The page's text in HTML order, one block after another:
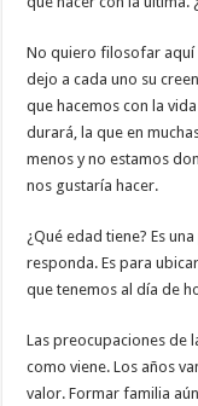
No quiero filosofar aquí
dejo a cada uno su
que hacemos con la
durará, la que en
menos y no estamos
nos gustaría hacer.
¿Qué edad tiene? Es
responda. Es para
que tenemos al día de
Las preocupaciones de
como viene. Los años
valor. Formar familia